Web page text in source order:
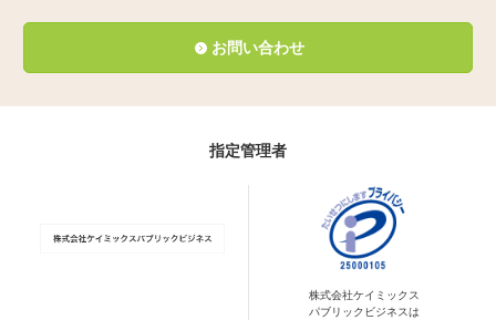
お問い合わせ
指定管理者
株式会社ケイミックス
パブリックビジネスは